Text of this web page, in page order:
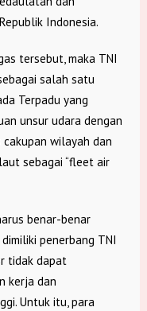
Indonesia.
tersebut, maka TNI
salah satu
Terpadu yang
unsur udara dengan
wilayah dan
sebagai “fleet air
benar-benar
penerbang TNI
tidak dapat
kerja dan
Untuk itu, para